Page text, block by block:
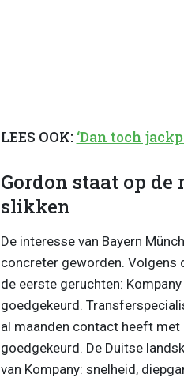
LEES OOK: ‘Dan toch
Gordon staat op
slikken
De interesse van Bayern
concreter geworden. Volgens
de eerste geruchten:
goedgekeurd.
al maanden contact heeft met
goedgekeurd. De Duitse
van Kompany: snelheid,